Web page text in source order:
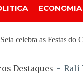
ECONOMIA
GNR de Gouveia
Destaques - Rali